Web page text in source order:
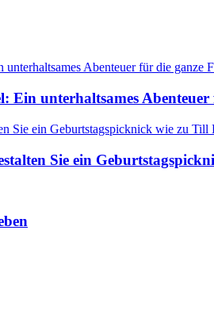
Ein unterhaltsames
Sie ein